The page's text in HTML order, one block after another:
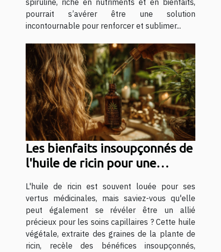
spiruline, riche en nutriments et en bienfaits,
pourrait s’avérer être une solution
incontournable pour renforcer et sublimer...
Les bienfaits insoupçonnés de
l'huile de ricin pour une
L'huile de ricin est souvent louée pour ses
vertus médicinales, mais saviez-vous qu'elle
peut également se révéler être un allié
précieux pour les soins capillaires ? Cette huile
végétale, extraite des graines de la plante de
ricin, recèle des bénéfices insoupçonnés,